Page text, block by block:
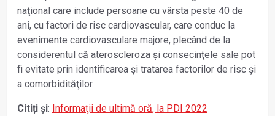
naţional care include persoane cu vârsta peste 40 de
ani, cu factori de risc cardiovascular, care conduc la
evenimente cardiovasculare majore, plecând de la
considerentul că ateroscleroza și consecinţele sale pot
fi evitate prin identificarea și tratarea factorilor de risc și
a comorbidităţilor.
Citiți și: Informaţii de ultimă oră, la PDI 2022